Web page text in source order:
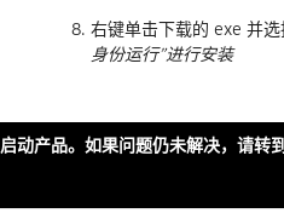
右键单击下载的 exe 并
身份运行”进行安装
启动产品。如果问题仍未解决，请转